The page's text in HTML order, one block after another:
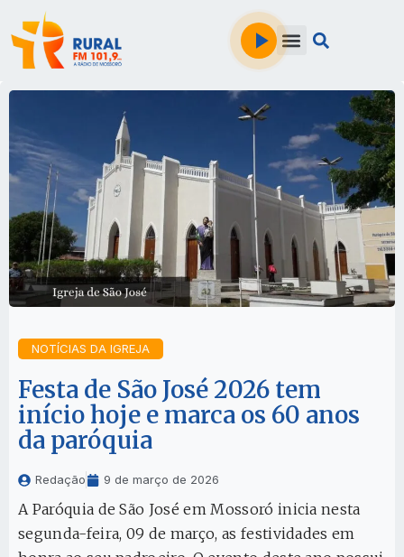
NOTÍCIAS DA IGREJA
Festa de São José 2026 tem
início hoje e marca os 60 anos
da paróquia
Redação 9 de março de 2026
A Paróquia de São José em Mossoró inicia nesta
segunda-feira, 09 de março, as festividades em